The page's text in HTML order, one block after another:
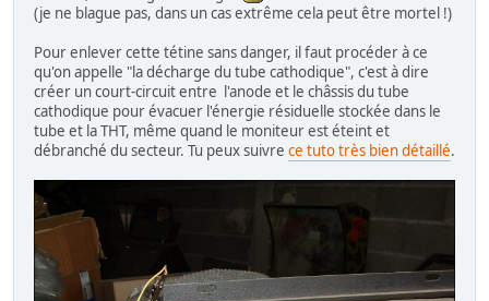
(je ne blague pas, dans un cas extrême cela peut être mortel !)
Pour enlever cette tétine sans danger, il faut procéder à ce
qu'on appelle "la décharge du tube cathodique", c'est à dire
créer un court-circuit entre l'anode et le châssis du tube
cathodique pour évacuer l'énergie résiduelle stockée dans le
tube et la THT, même quand le moniteur est éteint et
débranché du secteur. Tu peux suivre ce tuto très bien détaillé.